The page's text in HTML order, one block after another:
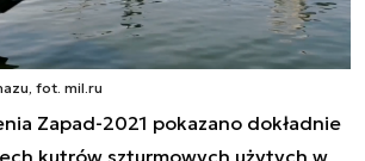
fot. mil.ru
Zapad-2021 pokazano dokładnie
kutrów szturmowych użytych w